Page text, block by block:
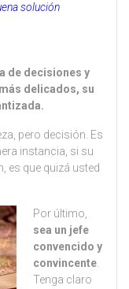
solución
de decisiones y
delicados, su
pero decisión. Es
instancia, si su
es que quizá usted
Por último,
sea un jefe
convencido y
convincente.
Tenga claro